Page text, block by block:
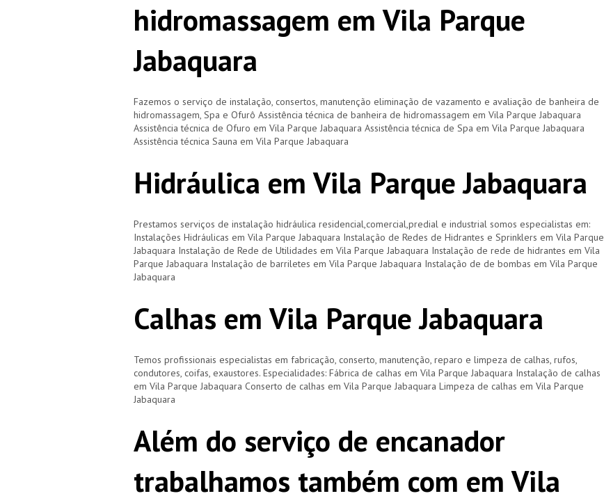
hidromassagem em Vila Parque
Jabaquara
Fazemos o serviço de instalação, consertos, manutenção eliminação de vazamento e avaliação de banheira de
hidromassagem, Spa e Ofurô Assistência técnica de banheira de hidromassagem em Vila Parque Jabaquara
Assistência técnica de Ofuro em Vila Parque Jabaquara Assistência técnica de Spa em Vila Parque Jabaquara
Assistência técnica Sauna em Vila Parque Jabaquara
Hidráulica em Vila Parque Jabaquara
Prestamos serviços de instalação hidráulica residencial,comercial,predial e industrial somos especialistas em:
Instalações Hidráulicas em Vila Parque Jabaquara Instalação de Redes de Hidrantes e Sprinklers em Vila Parque
Jabaquara Instalação de Rede de Utilidades em Vila Parque Jabaquara Instalação de rede de hidrantes em Vila
Parque Jabaquara Instalação de barriletes em Vila Parque Jabaquara Instalação de de bombas em Vila Parque
Jabaquara
Calhas em Vila Parque Jabaquara
Temos profissionais especialistas em fabricação, conserto, manutenção, reparo e limpeza de calhas, rufos,
condutores, coifas, exaustores. Especialidades: Fábrica de calhas em Vila Parque Jabaquara Instalação de calhas
em Vila Parque Jabaquara Conserto de calhas em Vila Parque Jabaquara Limpeza de calhas em Vila Parque
Jabaquara
Além do serviço de encanador
trabalhamos também com em Vila